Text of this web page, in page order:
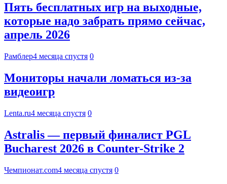
Пять бесплатных игр на выходные,
которые надо забрать прямо сейчас,
апрель 2026
Рамблер4 месяца спустя 0
Мониторы начали ломаться из-за
видеоигр
Lenta.ru4 месяца спустя 0
Astralis — первый финалист PGL
Bucharest 2026 в Counter-Strike 2
Чемпионат.com4 месяца спустя 0